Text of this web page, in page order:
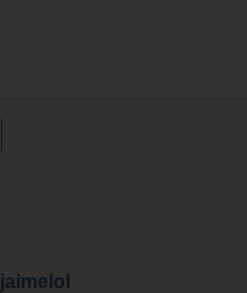
jaimelol